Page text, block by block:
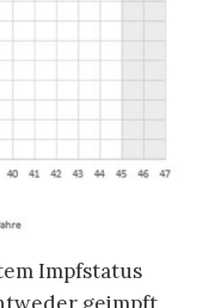
Impfstatus